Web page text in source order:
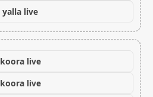
yalla live
koora live
koora live